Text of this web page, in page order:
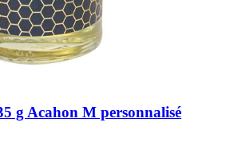
g Acahon M personnalisé